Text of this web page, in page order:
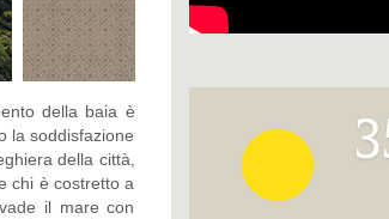
della baia è
la soddisfazione
della città,
chi è costretto a
il mare con